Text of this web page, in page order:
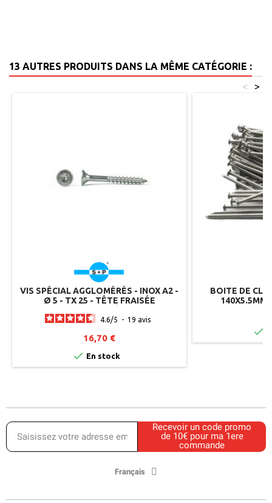
13 AUTRES PRODUITS DANS LA MÊME CATÉGORIE :
>
<
VIS SPÉCIAL AGGLOMÉRÉS - INOX A2 -
Ø 5 - TX 25 - TÊTE FRAISÉE
4.6/5 - 19 avis
16,70 €
 En stock
BOITE DE
140X5.5MM

Recevoir un code promo
de 10€ pour ma 1ere
commande
Français